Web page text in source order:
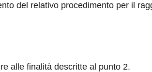
del relativo procedimento per il
alle finalità descritte al punto 2.